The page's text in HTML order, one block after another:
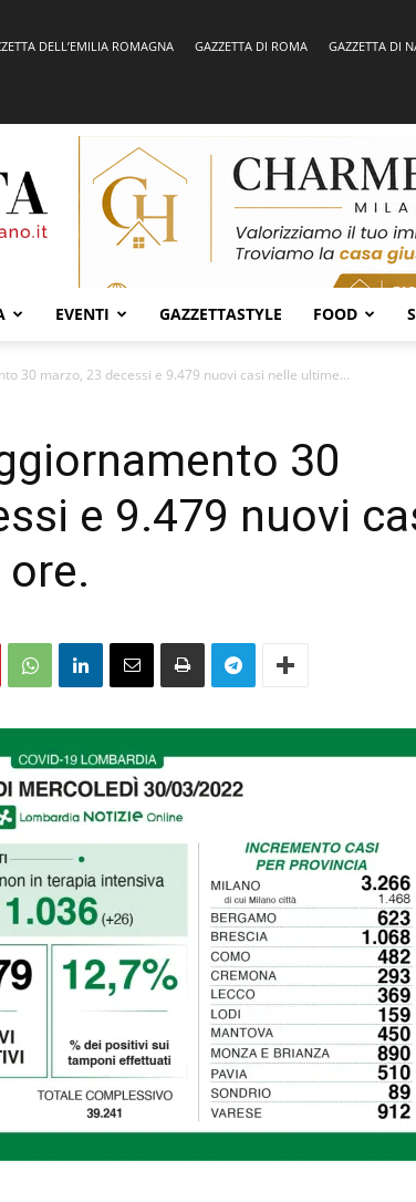
DELL’EMILIA ROMAGNA GAZZETTA DI ROMA GAZZETTA DI
EVENTI GAZZETTASTYLE FOOD
30 marzo, 23 decessi e 9.479 nuovi casi nelle ultime...
30
e 9.479 nuovi